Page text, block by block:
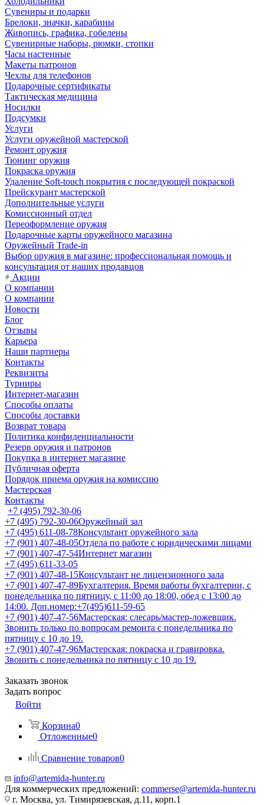
Сувениры и подарки
Брелоки, значки, карабины
Живопись, графика, гобелены
Сувенирные наборы, рюмки, стопки
Часы настенные
Макеты патронов
Чехлы для телефонов
Подарочные сертификаты
Тактическая медицина
Носилки
Подсумки
Услуги
Услуги оружейной мастерской
Ремонт оружия
Тюнинг оружия
Покраска оружия
Удаление Soft-touch покрытия с последующей покраской
Прейскурант мастерской
Дополнительные услуги
Комиссионный отдел
Переоформление оружия
Подарочные карты оружейного магазина
Оружейный Trade-in
Выбор оружия в магазине: профессиональная помощь и
консультация от наших продавцов
Акции
О компании
О компании
Новости
Блог
Отзывы
Карьера
Наши партнеры
Контакты
Реквизиты
Турниры
Интернет-магазин
Способы оплаты
Способы доставки
Возврат товара
Политика конфиденциальности
Резерв оружия и патронов
Покупка в интернет магазине
Публичная оферта
Порядок приема оружия на комиссию
Мастерская
Контакты
+7 (495) 792-30-06
+7 (495) 792-30-06Оружейный зал
+7 (495) 611-08-78Консультант оружейного зала
+7 (901) 407-48-05Отдела по работе с юридическими лицами
+7 (901) 407-47-54Интернет магазин
+7 (495) 611-33-05
+7 (901) 407-48-15Консультант не лицензионного зала
+7 (901) 407-47-89Бухгалтерия. Время работы бухгалтерии, с
понедельника по пятницу, с 11:00 до 18:00, обед с 13:00 до
14:00. Доп.номер:+7(495)611-59-65
+7 (901) 407-47-56Мастерская: слесарь/мастер-ложевщик.
Звонить только по вопросам ремонта с понедельника по
пятницу с 10 до 19.
+7 (901) 407-47-96Мастерская: покраска и гравировка.
Звонить с понедельника по пятницу с 10 до 19.
Заказать звонок
Задать вопрос
Войти
Корзина0
Отложенные0
Сравнение товаров0
info@artemida-hunter.ru
Для коммерческих предложений: commerse@artemida-hunter.ru
г. Москва, ул. Тимирязевская, д.11, корп.1